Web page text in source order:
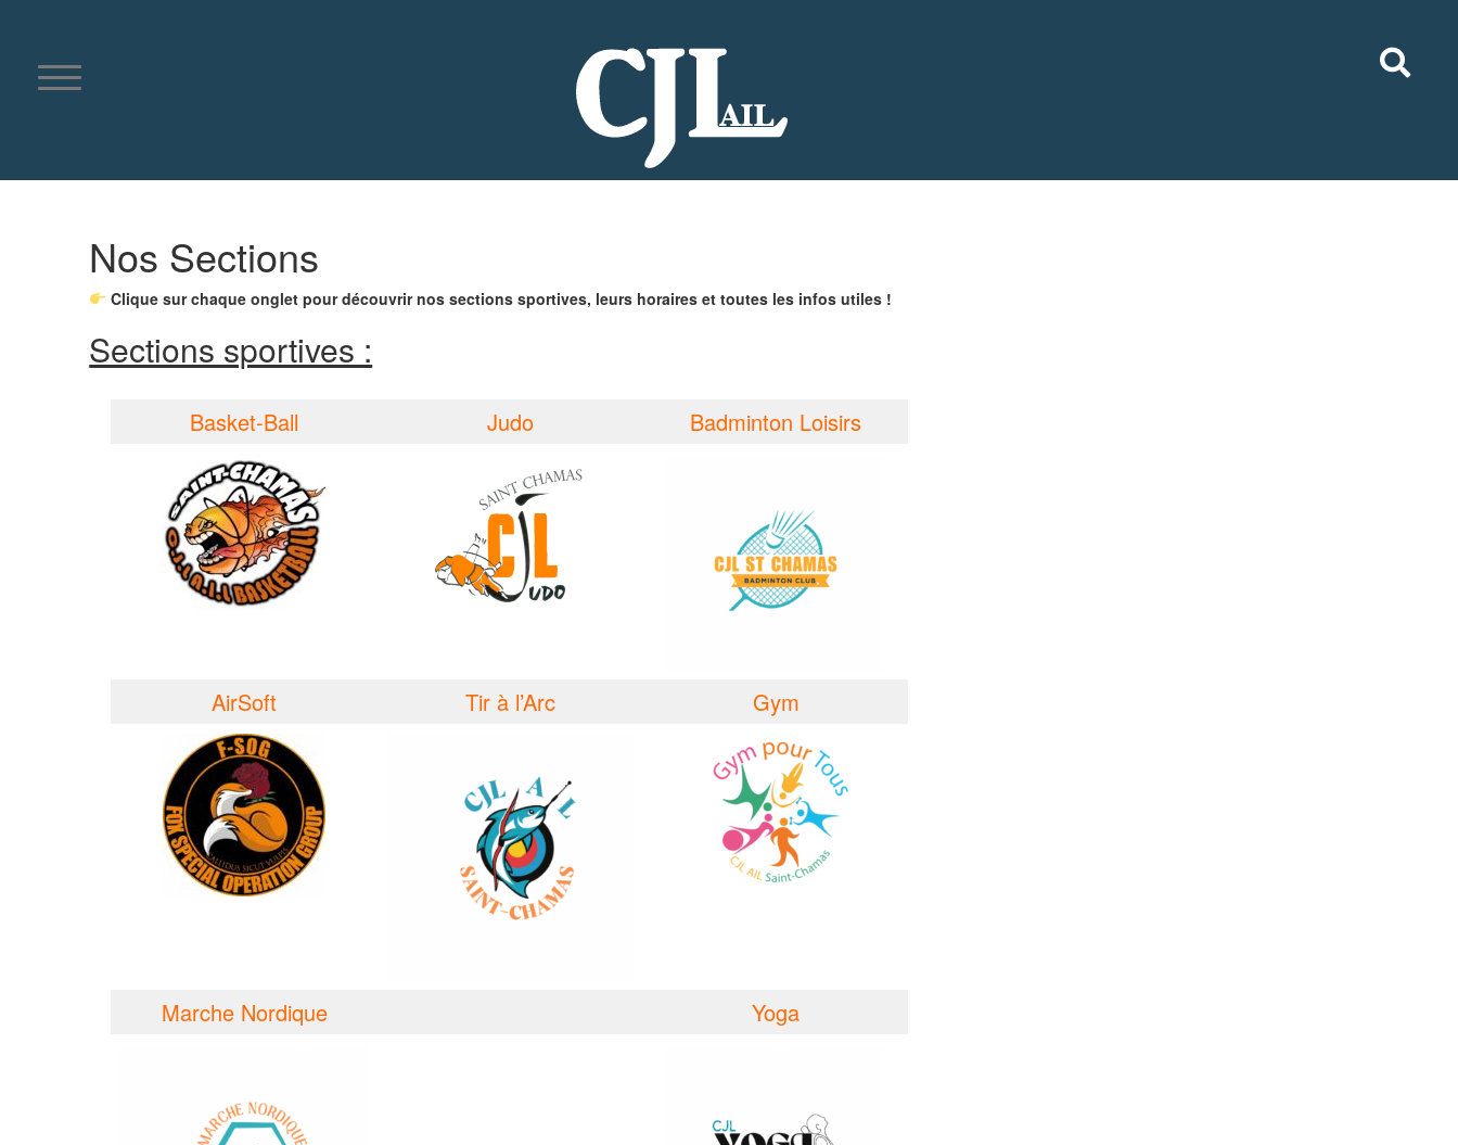
Nos Sections
Clique sur chaque onglet pour découvrir nos sections sportives, leurs horaires et toutes les infos utiles !
Sections sportives :
Basket-Ball Judo Badminton Loisirs
AirSoft Tir à l’Arc Gym
Marche Nordique Yoga